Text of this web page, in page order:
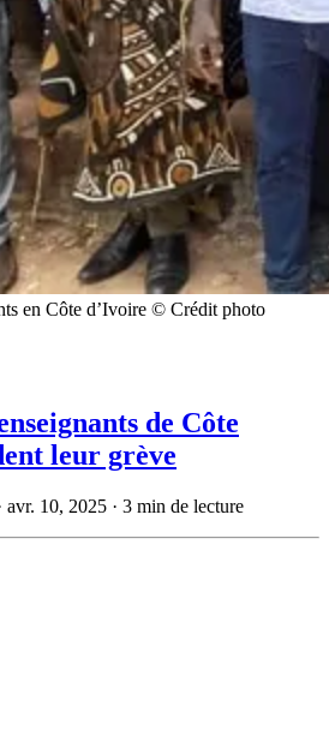
en Côte d’Ivoire © Crédit photo
de Côte
leur grève
avr. 10, 2025 · 3 min de lecture